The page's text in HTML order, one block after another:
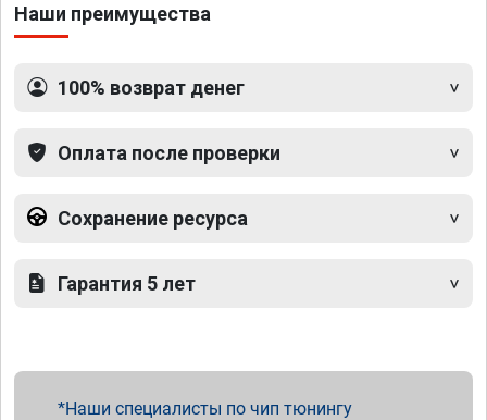
Наши преимущества
100% возврат денег
Оплата после проверки
Сохранение ресурса
Гарантия 5 лет
Наши специалисты по чип тюнингу